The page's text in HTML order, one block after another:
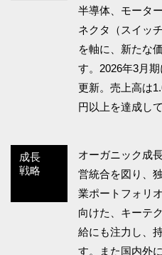
半導体、モータ
ネクタ（スイッ
を軸に、新たな
す。2026年3月
更新。売上高は
円以上を達成し
成長
戦略
オーガニック成
営統合を図り、
業ポートフォリ
向けた、キーテ
給にも注力し、
す。また国内外